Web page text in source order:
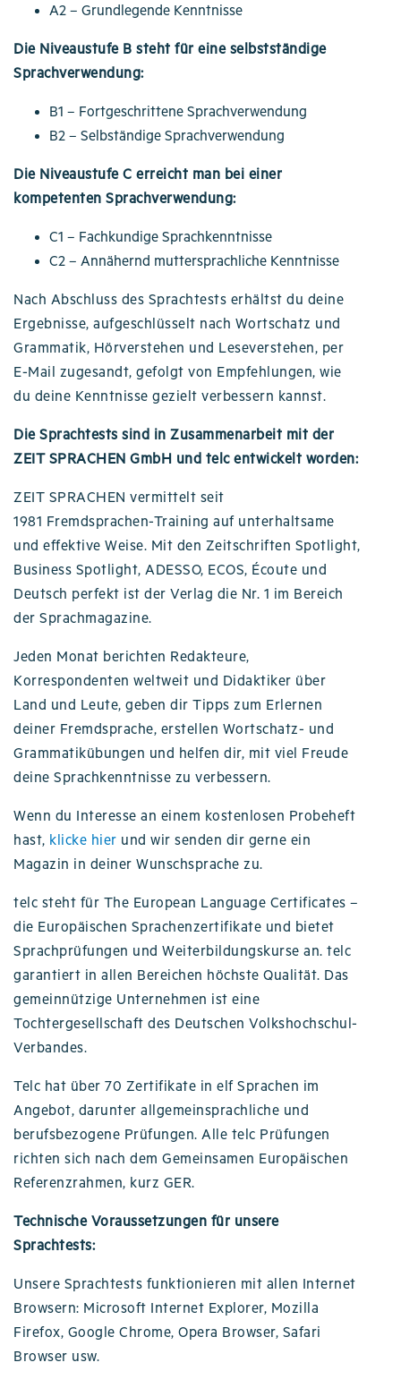
A2 – Grundlegende Kenntnisse
Die Niveaustufe B steht für eine selbstständige
Sprachverwendung:
B1 – Fortgeschrittene Sprachverwendung
B2 – Selbständige Sprachverwendung
Die Niveaustufe C erreicht man bei einer
kompetenten Sprachverwendung:
C1 – Fachkundige Sprachkenntnisse
C2 – Annähernd muttersprachliche Kenntnisse
Nach Abschluss des Sprachtests erhältst du deine
Ergebnisse, aufgeschlüsselt nach Wortschatz und
Grammatik, Hörverstehen und Leseverstehen, per
E-Mail zugesandt, gefolgt von Empfehlungen, wie
du deine Kenntnisse gezielt verbessern kannst.
Die Sprachtests sind in Zusammenarbeit mit der
ZEIT SPRACHEN GmbH und telc entwickelt worden:
ZEIT SPRACHEN vermittelt seit
1981 Fremdsprachen-Training auf unterhaltsame
und effektive Weise. Mit den Zeitschriften Spotlight,
Business Spotlight, ADESSO, ECOS, Écoute und
Deutsch perfekt ist der Verlag die Nr. 1 im Bereich
der Sprachmagazine.
Jeden Monat berichten Redakteure,
Korrespondenten weltweit und Didaktiker über
Land und Leute, geben dir Tipps zum Erlernen
deiner Fremdsprache, erstellen Wortschatz- und
Grammatikübungen und helfen dir, mit viel Freude
deine Sprachkenntnisse zu verbessern.
Wenn du Interesse an einem kostenlosen Probeheft
hast, klicke hier und wir senden dir gerne ein
Magazin in deiner Wunschsprache zu.
telc steht für The European Language Certificates –
die Europäischen Sprachenzertifikate und bietet
Sprachprüfungen und Weiterbildungskurse an. telc
garantiert in allen Bereichen höchste Qualität. Das
gemeinnützige Unternehmen ist eine
Tochtergesellschaft des Deutschen Volkshochschul-
Verbandes.
Telc hat über 70 Zertifikate in elf Sprachen im
Angebot, darunter allgemeinsprachliche und
berufsbezogene Prüfungen. Alle telc Prüfungen
richten sich nach dem Gemeinsamen Europäischen
Referenzrahmen, kurz GER.
Technische Voraussetzungen für unsere
Sprachtests:
Unsere Sprachtests funktionieren mit allen Internet
Browsern: Microsoft Internet Explorer, Mozilla
Firefox, Google Chrome, Opera Browser, Safari
Browser usw.